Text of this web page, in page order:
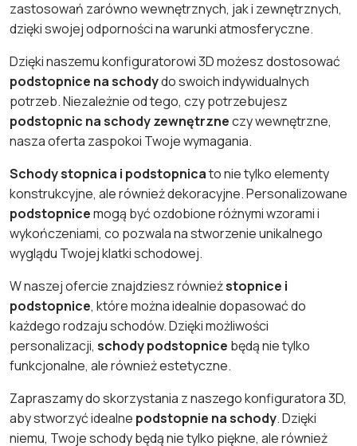
zastosowań zarówno wewnętrznych, jak i zewnętrznych,
dzięki swojej odporności na warunki atmosferyczne.
Dzięki naszemu konfiguratorowi 3D możesz dostosować
podstopnice na schodydo swoich indywidualnych
potrzeb. Niezależnie od tego, czy potrzebujesz
podstopnic na schody zewnętrzneczy wewnętrzne,
nasza oferta zaspokoi Twoje wymagania.
Schody stopnica i podstopnicato nie tylko elementy
konstrukcyjne, ale również dekoracyjne. Personalizowane
podstopnicemogą być ozdobione różnymi wzorami i
wykończeniami, co pozwala na stworzenie unikalnego
wyglądu Twojej klatki schodowej.
W naszej ofercie znajdziesz równieżstopnice i
podstopnice, które można idealnie dopasować do
każdego rodzaju schodów. Dzięki możliwości
personalizacji, schody podstopnice będą nie tylko
funkcjonalne, ale również estetyczne.
Zapraszamy do skorzystania z naszego konfiguratora 3D,
aby stworzyć idealne podstopnie na schody. Dzięki
niemu, Twoje schody będą nie tylko piękne, ale również